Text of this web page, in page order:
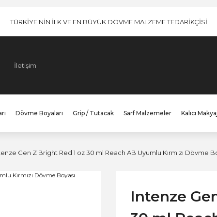
TÜRKİYE'NİN İLK VE EN BÜYÜK DÖVME MALZEME TEDARİKÇİSİ
İletişim
Dövme Boyaları Grip / Tutacak Sarf Malzemeler Kalıcı
Gen Z Bright Red 1 oz 30 ml Reach AB Uyumlu Kırmızı Dövme
Intenze